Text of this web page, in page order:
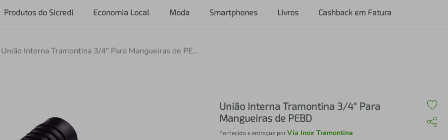
Produtos do Sicredi Economia Local Moda Smartphones Livros Cashback em Fatura
União Interna Tramontina 3/4" Para Mangueiras de PEBD
União Interna Tramontina 3/4" Para
Mangueiras de PEBD
Fornecido e entregue porVia Inox Tramontina